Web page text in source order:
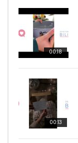
00:18
00:13